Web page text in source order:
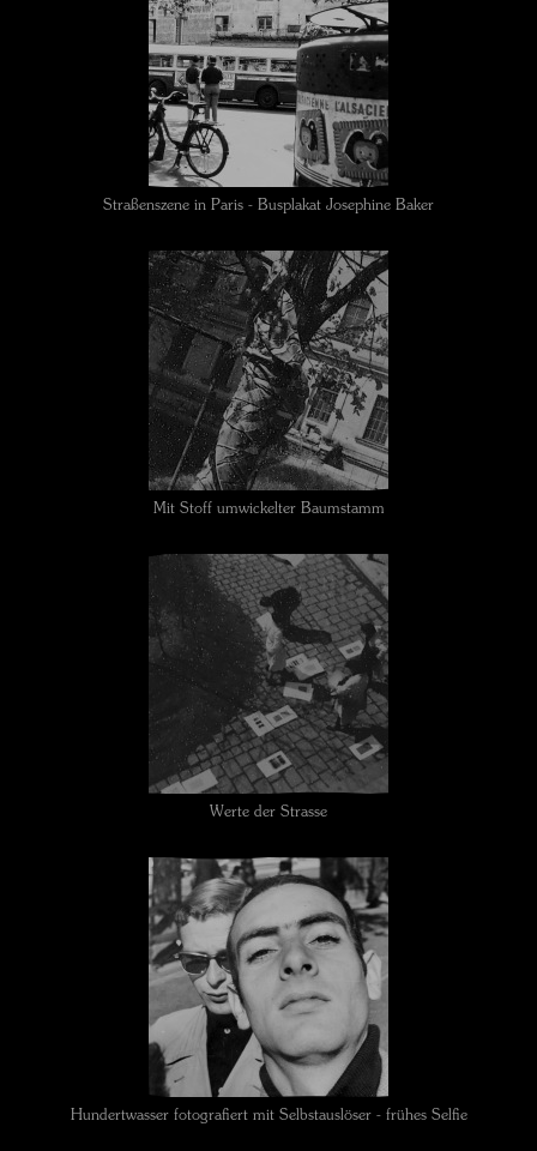
Straßenszene in Paris - Busplakat Josephine Baker
Mit Stoff umwickelter Baumstamm
Werte der Strasse
Hundertwasser fotografiert mit Selbstauslöser - frühes Selfie